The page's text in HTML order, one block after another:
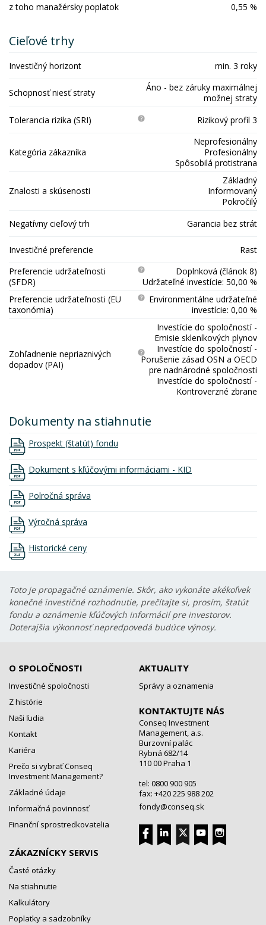
z toho manažérsky poplatok 0,55 %
Cieľové trhy
Investičný horizont min. 3 roky
Schopnosť niesť straty
Áno - bez záruky maximálnej
možnej straty
Tolerancia rizika (SRI)
Rizikový profil 3
Kategória zákazníka
Neprofesionálny
Profesionálny
Spôsobilá protistrana
Znalosti a skúsenosti
Základný
Informovaný
Pokročilý
Negatívny cieľový trh
Garancia bez strát
Investičné preferencie
Rast
Preferencie udržateľnosti
(SFDR)
Doplnková (článok 8)
Udržateľné investície: 50,00 %
Preferencie udržateľnosti (EU
taxonómia)
Environmentálne udržateľné
investície: 0,00 %
Zohľadnenie nepriaznivých
dopadov (PAI)
Investície do spoločností -
Emisie skleníkových plynov
Investície do spoločností -
Porušenie zásad OSN a OECD
pre nadnárodné spoločnosti
Investície do spoločností -
Kontroverzné zbrane
Dokumenty na stiahnutie
Prospekt (štatút) fondu
Dokument s kľúčovými informáciami - KID
Polročná správa
Výročná správa
Historické ceny
Toto je propagačné oznámenie. Skôr, ako vykonáte akékoľvek
konečné investičné rozhodnutie, prečítajte si, prosím, štatút
fondu a oznámenie kľúčových informácií pre investorov.
Doterajšia výkonnosť nepredpovedá budúce výnosy.
O SPOLOČNOSTI
Investičné spoločnosti
Z histórie
Naši ľudia
Kontakt
Kariéra
Prečo si vybrať Conseq
Investment Management?
Základné údaje
Informačná povinnosť
Finanční sprostredkovatelia
ZÁKAZNÍCKY SERVIS
Časté otázky
Na stiahnutie
Kalkulátory
Poplatky a sadzobníky
AKTUALITY
Správy a oznamenia
KONTAKTUJTE NÁS
Conseq Investment
Management, a.s.
Burzovní palác
Rybná 682/14
110 00 Praha 1
tel: 0800 900 905
fax: +420 225 988 202
fondy@conseq.sk